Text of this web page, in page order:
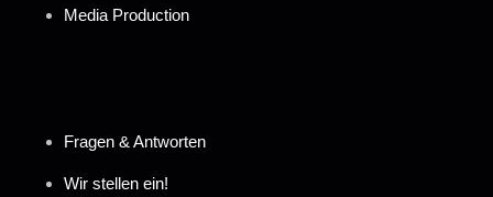
Media Production
Fragen & Antworten
Wir stellen ein!